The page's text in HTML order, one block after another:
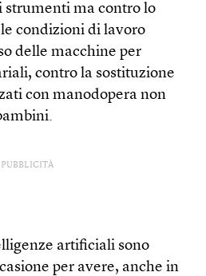
ma contro lo
condizioni di lavoro
delle macchine per
contro la sostituzione
con manodopera non
PUBBLICITÀ
artificiali sono
per avere, anche in